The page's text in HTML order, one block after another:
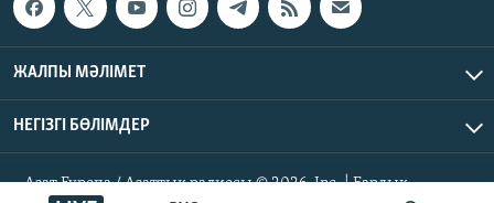
ЖАЛПЫ МӘЛІМЕТ
НЕГІЗГІ БӨЛІМДЕР
Азат Еуропа / Азаттық радиосы © 2026, Inc. | Барлық